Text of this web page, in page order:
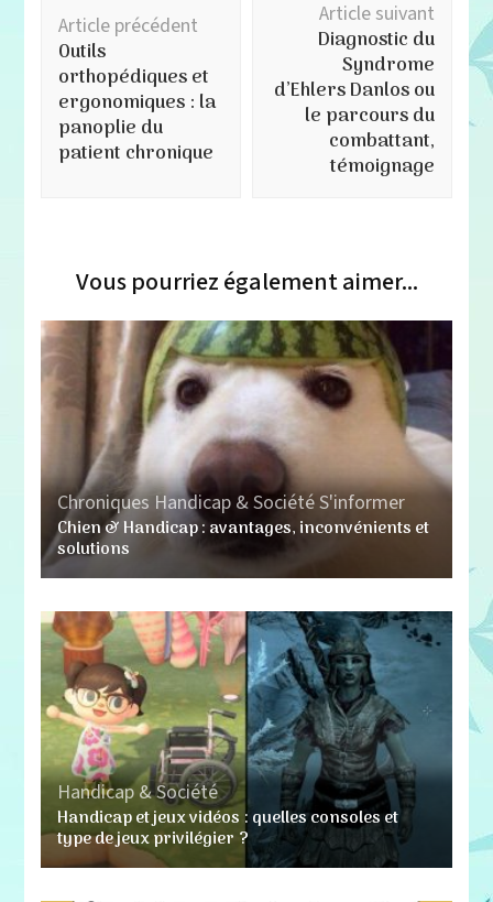
d'article
Article précédent
Outils
orthopédiques et
ergonomiques : la
panoplie du
patient chronique
Article suivant
Diagnostic du
Syndrome
d’Ehlers Danlos ou
le parcours du
combattant,
témoignage
Vous pourriez également aimer...
Chroniques Handicap & SociétéS'informer
Chien & Handicap : avantages, inconvénients et
solutions
Handicap & Société
Handicap et jeux vidéos : quelles consoles et
type de jeux privilégier ?